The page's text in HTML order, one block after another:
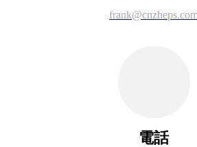
frank@cnzheps.com
電話